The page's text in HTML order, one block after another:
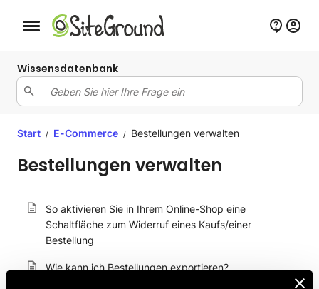
Schaltfläche Mobile Navigation
Wissensdatenbank
Start / E-Commerce / Bestellungen verwalten
Bestellungen verwalten
So aktivieren Sie in Ihrem Online-Shop eine
Schaltfläche zum Widerruf eines Kaufs/einer
Bestellung
Wie kann ich Bestellungen exportieren?